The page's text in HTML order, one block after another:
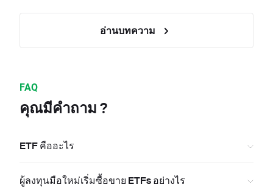
อ่านบทความ
FAQ
คุณมีคำถาม ?
ETF คืออะไร
ผู้ลงทุนมือใหม่เริ่มซื้อขาย ETFs อย่างไร